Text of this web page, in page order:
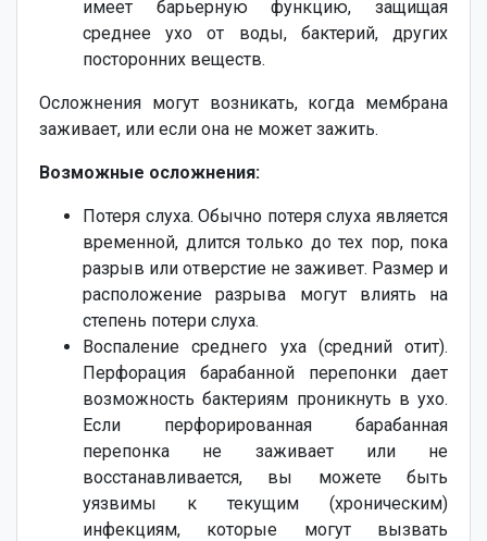
имеет барьерную функцию, защищая
среднее ухо от воды, бактерий, других
посторонних веществ.
Осложнения могут возникать, когда мембрана
заживает, или если она не может зажить.
Возможные осложнения:
Потеря слуха. Обычно потеря слуха является
временной, длится только до тех пор, пока
разрыв или отверстие не заживет. Размер и
расположение разрыва могут влиять на
степень потери слуха.
Воспаление среднего уха (средний отит).
Перфорация барабанной перепонки дает
возможность бактериям проникнуть в ухо.
Если перфорированная барабанная
перепонка не заживает или не
восстанавливается, вы можете быть
уязвимы к текущим (хроническим)
инфекциям, которые могут вызвать